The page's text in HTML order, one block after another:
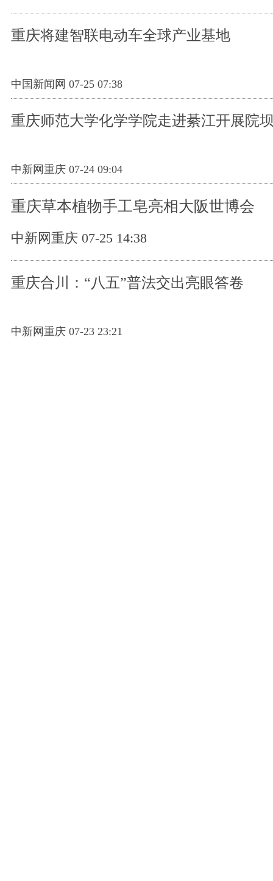
重庆将建智联电动车全球产业基地
中国新闻网 07-25 07:38
重庆师范大学化学学院走进綦江开展院
中新网重庆 07-24 09:04
重庆草本植物手工皂亮相大阪世博会
中新网重庆 07-25 14:38
重庆合川：“八五”普法交出亮眼答卷
中新网重庆 07-23 23:21